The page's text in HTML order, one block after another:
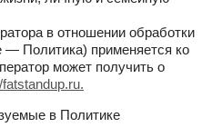
в отношении обработки
Политика) применяется ко
может получить о
в Политике